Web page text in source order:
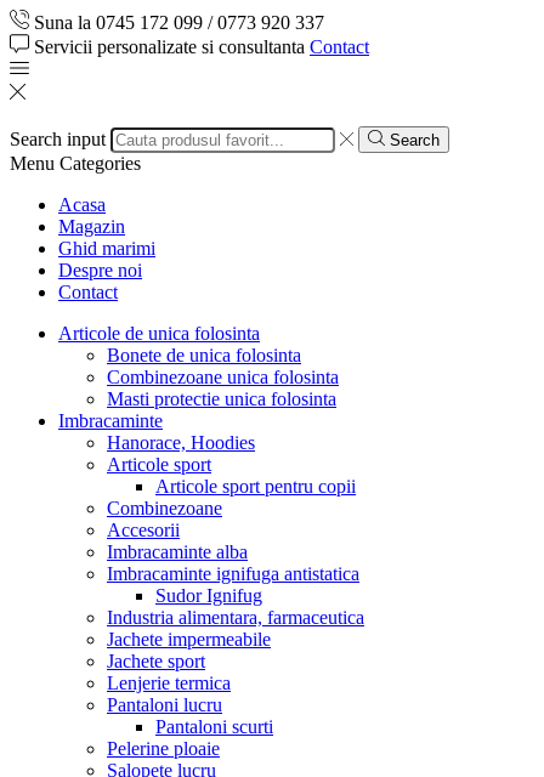
Suna la 0745 172 099 / 0773 920 337
Servicii personalizate si consultanta Contact
Search input Search
Menu Categories
Acasa
Magazin
Ghid marimi
Despre noi
Contact
Articole de unica folosinta
Bonete de unica folosinta
Combinezoane unica folosinta
Masti protectie unica folosinta
Imbracaminte
Hanorace, Hoodies
Articole sport
Articole sport pentru copii
Combinezoane
Accesorii
Imbracaminte alba
Imbracaminte ignifuga antistatica
Sudor Ignifug
Industria alimentara, farmaceutica
Jachete impermeabile
Jachete sport
Lenjerie termica
Pantaloni lucru
Pantaloni scurti
Pelerine ploaie
Salopete lucru